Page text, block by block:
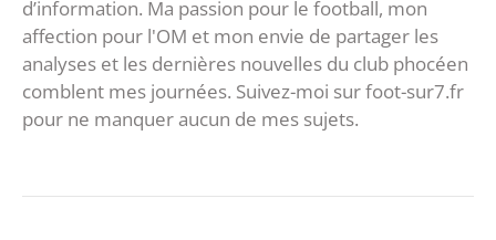
d’information. Ma passion pour le football, mon
affection pour l'OM et mon envie de partager les
analyses et les dernières nouvelles du club phocéen
comblent mes journées. Suivez-moi sur foot-sur7.fr
pour ne manquer aucun de mes sujets.